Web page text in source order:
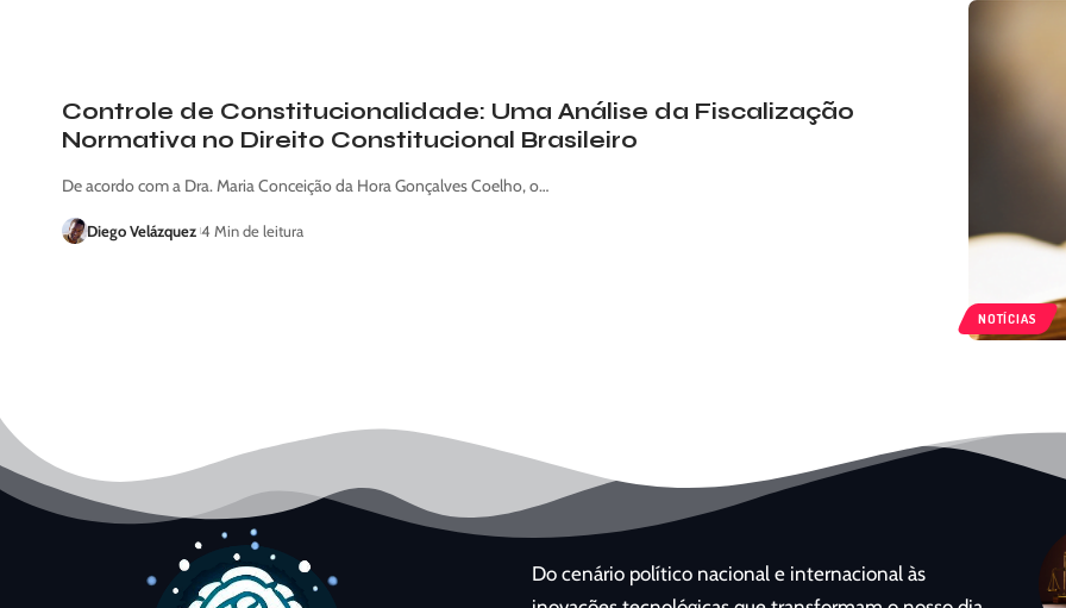
NOTÍCIAS
Controle de Constitucionalidade: Uma Análise da Fiscalização
Normativa no Direito Constitucional Brasileiro
De acordo com a Dra. Maria Conceição da Hora Gonçalves Coelho, o…
Diego Velázquez 4 Min de leitura
Do cenário político nacional e internacional às